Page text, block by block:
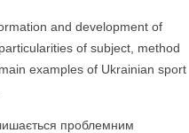
and development of
of subject, method
examples of Ukrainian sport
проблемним